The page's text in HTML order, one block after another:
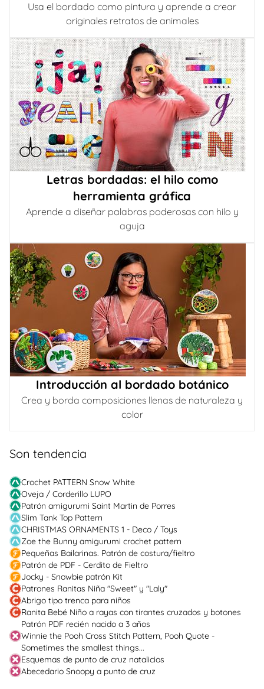
Usa el bordado como pintura y aprende a crear
originales retratos de animales
Letras bordadas: el hilo como
herramienta gráfica
Aprende a diseñar palabras poderosas con hilo y
aguja
Introducción al bordado botánico
Crea y borda composiciones llenas de naturaleza y
color
Son tendencia
Crochet PATTERN Snow White
Oveja / Corderillo LUPO
Patrón amigurumi Saint Martin de Porres
Slim Tank Top Pattern
CHRISTMAS ORNAMENTS 1 - Deco / Toys
Zoe the Bunny amigurumi crochet pattern
Pequeñas Bailarinas. Patrón de costura/fieltro
Patrón de PDF - Cerdito de Fieltro
Jocky - Snowbie patrón Kit
Patrones Ranitas Niña "Sweet" y "Laly"
Abrigo tipo trenca para niños
Ranita Bebé Niño a rayas con tirantes cruzados y botones
Patrón PDF recién nacido a 3 años
Winnie the Pooh Cross Stitch Pattern, Pooh Quote -
Sometimes the smallest things...
Esquemas de punto de cruz natalicios
Abecedario Snoopy a punto de cruz